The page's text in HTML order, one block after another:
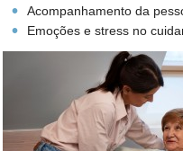
Acompanhamento da
Emoções e stress no